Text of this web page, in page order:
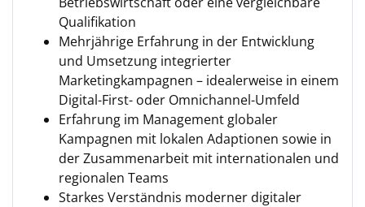
Qualifikation
Mehrjährige Erfahrung in der Entwicklung
und Umsetzung integrierter
Marketingkampagnen – idealerweise in einem
Digital-First- oder Omnichannel-Umfeld
Erfahrung im Management globaler
Kampagnen mit lokalen Adaptionen sowie in
der Zusammenarbeit mit internationalen und
regionalen Teams
Starkes Verständnis moderner digitaler